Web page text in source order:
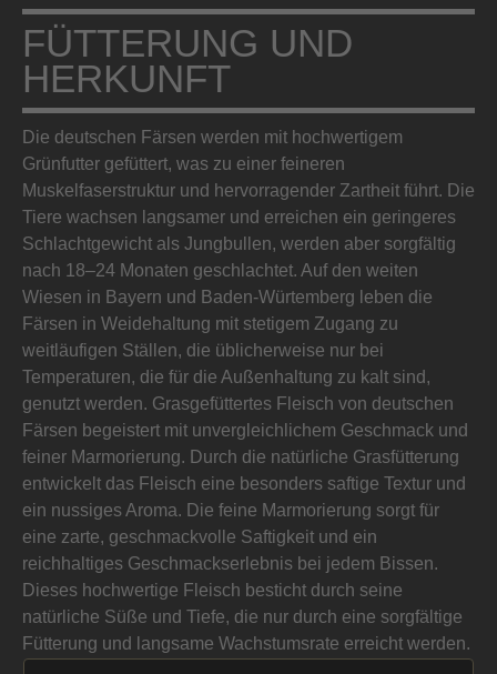
FÜTTERUNG UND
HERKUNFT
Die deutschen Färsen werden mit hochwertigem
Grünfutter gefüttert, was zu einer feineren
Muskelfaserstruktur und hervorragender Zartheit führt. Die
Tiere wachsen langsamer und erreichen ein geringeres
Schlachtgewicht als Jungbullen, werden aber sorgfältig
nach 18–24 Monaten geschlachtet. Auf den weiten
Wiesen in Bayern und Baden-Würtemberg leben die
Färsen in Weidehaltung mit stetigem Zugang zu
weitläufigen Ställen, die üblicherweise nur bei
Temperaturen, die für die Außenhaltung zu kalt sind,
genutzt werden. Grasgefüttertes Fleisch von deutschen
Färsen begeistert mit unvergleichlichem Geschmack und
feiner Marmorierung. Durch die natürliche Grasfütterung
entwickelt das Fleisch eine besonders saftige Textur und
ein nussiges Aroma. Die feine Marmorierung sorgt für
eine zarte, geschmackvolle Saftigkeit und ein
reichhaltiges Geschmackserlebnis bei jedem Bissen.
Dieses hochwertige Fleisch besticht durch seine
natürliche Süße und Tiefe, die nur durch eine sorgfältige
Fütterung und langsame Wachstumsrate erreicht werden.